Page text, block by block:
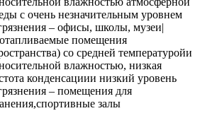
с очень незначительным уровнем
– офисы, школы, музеи|
помещения
со средней температуройи
влажностью, низкая
конденсациии низкий уровень
– помещения для
залы